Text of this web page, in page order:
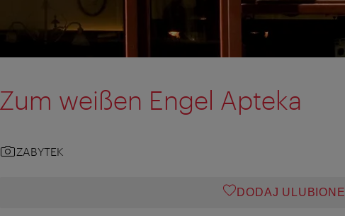
Zum weißen Engel Apteka
ZABYTEK
DODAJ ULUBIONE